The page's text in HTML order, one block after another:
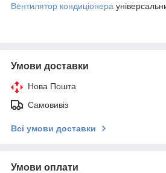
Вентилятор кондиціонера
Умови доставки
Нова Пошта
Самовивіз
Всі умови доставки
Умови оплати